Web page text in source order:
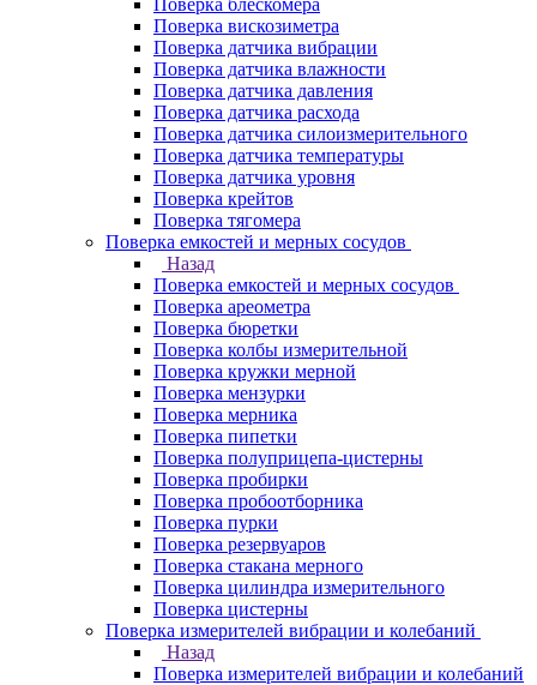
Поверка блескомера
Поверка вискозиметра
Поверка датчика вибрации
Поверка датчика влажности
Поверка датчика давления
Поверка датчика расхода
Поверка датчика силоизмерительного
Поверка датчика температуры
Поверка датчика уровня
Поверка крейтов
Поверка тягомера
Поверка емкостей и мерных сосудов
Назад
Поверка емкостей и мерных сосудов
Поверка ареометра
Поверка бюретки
Поверка колбы измерительной
Поверка кружки мерной
Поверка мензурки
Поверка мерника
Поверка пипетки
Поверка полуприцепа-цистерны
Поверка пробирки
Поверка пробоотборника
Поверка пурки
Поверка резервуаров
Поверка стакана мерного
Поверка цилиндра измерительного
Поверка цистерны
Поверка измерителей вибрации и колебаний
Назад
Поверка измерителей вибрации и колебаний